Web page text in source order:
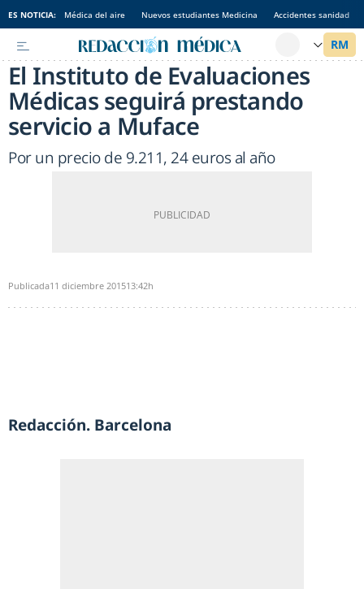
ES NOTICIA: Médica del aire Nuevos estudiantes Medicina Accidentes sanidad
El Instituto de Evaluaciones
Médicas seguirá prestando
servicio a Muface
Por un precio de 9.211, 24 euros al año
Publicada11 diciembre 201513:42h
Redacción. Barcelona